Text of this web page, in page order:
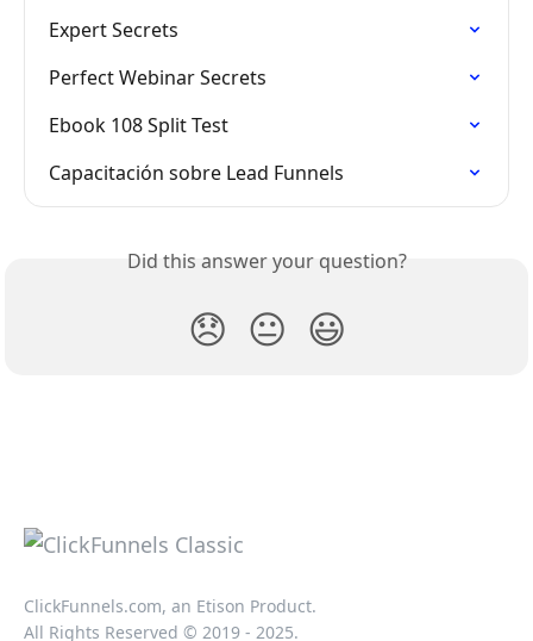
Expert Secrets
Perfect Webinar Secrets
Ebook 108 Split Test
Capacitación sobre Lead Funnels
Did this answer your question?
😞 😐 😃
ClickFunnels.com, an Etison Product.
All Rights Reserved © 2019 - 2025.